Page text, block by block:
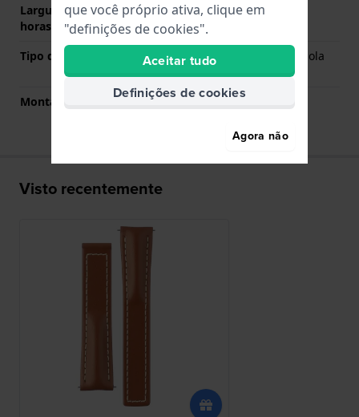
Largura de banda lado 6
horas (mm)
110 mm
Tipo de montagem
Pinos carregados por mola
Montagem Reta
Sim
Visto recentemente
que você próprio ativa, clique em
"definições de cookies".
Aceitar tudo
Definições de cookies
Agora não